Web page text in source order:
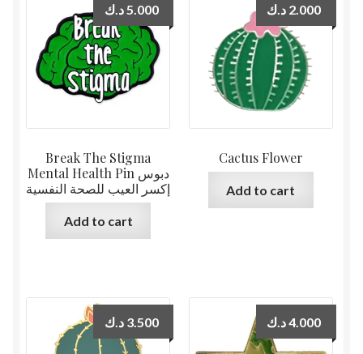
Break The Stigma
Mental Health Pin دبوس
إكسر العيب للصحة النفسية
5.000د.ك
Add to cart
Cactus Flower
2.000 د.ك
Add to cart
3.500 د.ك 4.000د.ك